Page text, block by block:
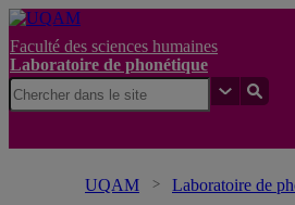
Faculté des sciences humaines
Laboratoire de phonétique
UQAM
Laboratoire de